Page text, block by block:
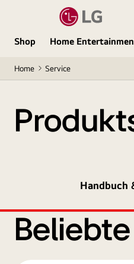
Shop Home
Home Service
Handbuch